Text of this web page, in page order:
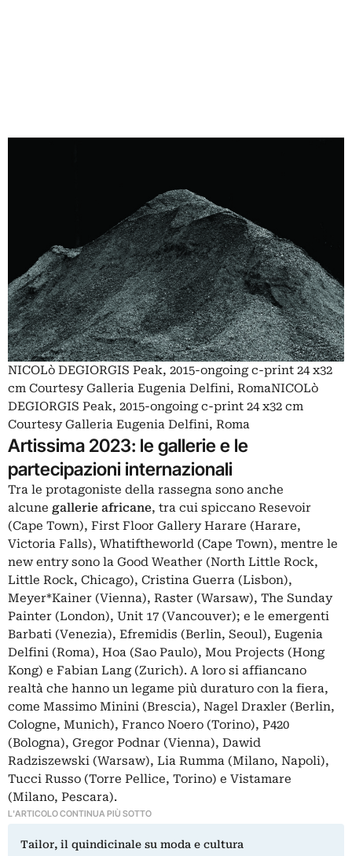
NICOLò DEGIORGIS Peak, 2015-ongoing c-print 24 x32
cm Courtesy Galleria Eugenia Delfini, RomaNICOLò
DEGIORGIS Peak, 2015-ongoing c-print 24 x32 cm
Courtesy Galleria Eugenia Delfini, Roma
Artissima 2023: le gallerie e le
partecipazioni internazionali
Tra le protagoniste della rassegna sono anche
alcune gallerie africane, tra cui spiccano Resevoir
(Cape Town), First Floor Gallery Harare (Harare,
Victoria Falls), Whatiftheworld (Cape Town), mentre le
new entry sono la Good Weather (North Little Rock,
Little Rock, Chicago), Cristina Guerra (Lisbon),
Meyer*Kainer (Vienna), Raster (Warsaw), The Sunday
Painter (London), Unit 17 (Vancouver); e le emergenti
Barbati (Venezia), Efremidis (Berlin, Seoul), Eugenia
Delfini (Roma), Hoa (Sao Paulo), Mou Projects (Hong
Kong) e Fabian Lang (Zurich). A loro si affiancano
realtà che hanno un legame più duraturo con la fiera,
come Massimo Minini (Brescia), Nagel Draxler (Berlin,
Cologne, Munich), Franco Noero (Torino), P420
(Bologna), Gregor Podnar (Vienna), Dawid
Radziszewski (Warsaw), Lia Rumma (Milano, Napoli),
Tucci Russo (Torre Pellice, Torino) e Vistamare
(Milano, Pescara).
L'ARTICOLO CONTINUA PIÙ SOTTO
Tailor, il quindicinale su moda e cultura